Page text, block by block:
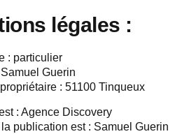
légales :
: particulier
Guerin
: 51100 Tinqueux
: Agence Discovery
publication est : Samuel Guerin